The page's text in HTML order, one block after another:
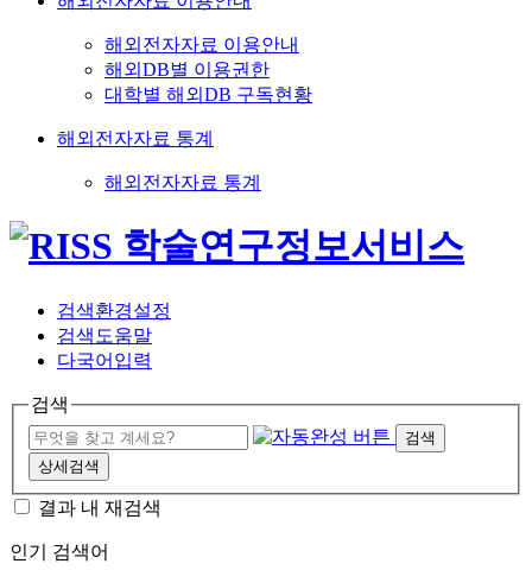
해외전자자료 이용안내
해외DB별 이용권한
대학별 해외DB 구독현황
해외전자자료 통계
해외전자자료 통계
검색환경설정
검색도움말
다국어입력
검색
검색
상세검색
결과 내 재검색
인기 검색어